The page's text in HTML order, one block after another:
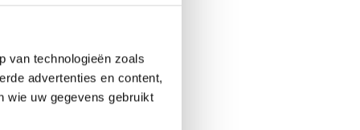
van technologieën zoals
advertenties en content,
wie uw gegevens gebruikt
bij ieder boek
krijgen
jaar per